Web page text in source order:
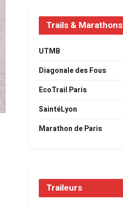
Trails & Marathons
UTMB
Diagonale des Fous
EcoTrail Paris
SaintéLyon
Marathon de Paris
Traileurs